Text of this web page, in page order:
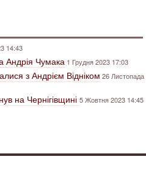
14:43
Андрія Чумака 1 Грудня 2023 17:03
з Андрієм Відніком 26 Листопада
на Чернігівщині 5 Жовтня 2023 14:45